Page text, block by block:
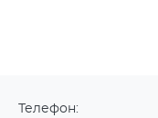
Телефон: